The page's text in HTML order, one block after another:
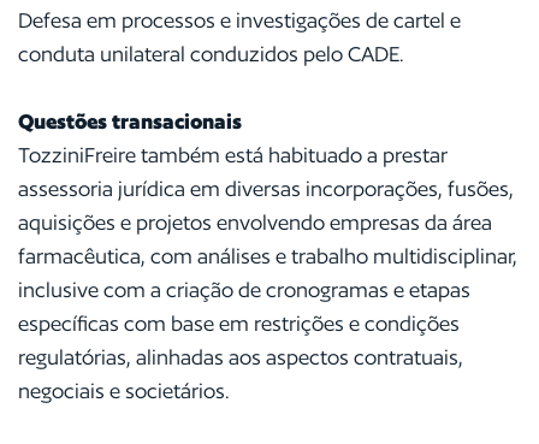
Defesa em processos e investigações de cartel e
conduta unilateral conduzidos pelo CADE.
Questões transacionais
TozziniFreire também está habituado a prestar
assessoria jurídica em diversas incorporações, fusões,
aquisições e projetos envolvendo empresas da área
farmacêutica, com análises e trabalho multidisciplinar,
inclusive com a criação de cronogramas e etapas
específicas com base em restrições e condições
regulatórias, alinhadas aos aspectos contratuais,
negociais e societários.